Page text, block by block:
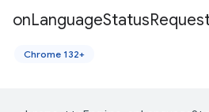
onLanguageStatus
Chrome 132+